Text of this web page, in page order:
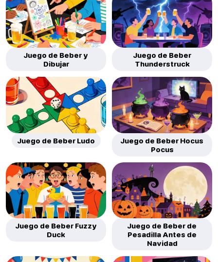
Juego de Beber y
Dibujar
Juego de Beber
Thunderstruck
Juego de Beber Ludo
Juego de Beber Hocus
Pocus
Juego de Beber Fuzzy
Duck
Juego de Beber de
Pesadilla Antes de
Navidad